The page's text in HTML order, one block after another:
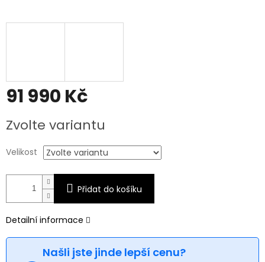
91 990 Kč
cena:
Zvolte variantu
Velikost
Přidat do košíku
Detailní informace
Našli jste jinde lepší cenu?